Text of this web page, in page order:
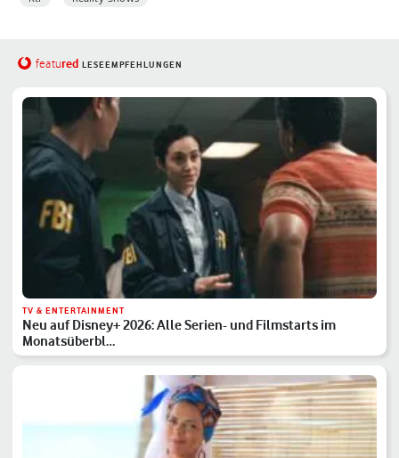
featured LESEEMPFEHLUNGEN
TV & ENTERTAINMENT
Neu auf Disney+ 2026: Alle Serien- und Filmstarts im
Monatsüberbl…